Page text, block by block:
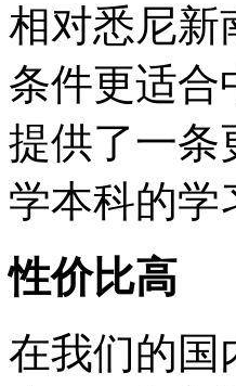
相对悉尼新
条件更适合
提供了一条
学本科的学
性价比高
在我们的国